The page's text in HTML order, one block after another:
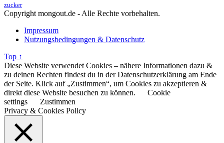
zucker
Copyright mongout.de - Alle Rechte vorbehalten.
Impressum
Nutzungsbedingungen & Datenschutz
Top ↑
Diese Website verwendet Cookies – nähere Informationen dazu &
zu deinen Rechten findest du in der Datenschutzerklärung am Ende
der Seite. Klick auf „Zustimmen“, um Cookies zu akzeptieren &
direkt diese Website besuchen zu können.
Cookie
settings
Zustimmen
Privacy & Cookies Policy